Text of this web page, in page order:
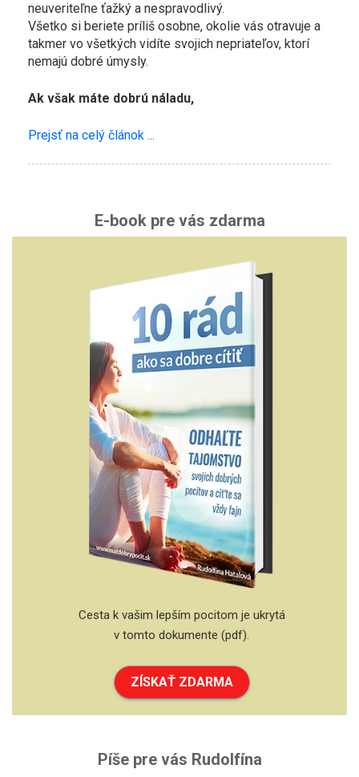
neuveriteľne ťažký a nespravodlivý.
Všetko si beriete príliš osobne, okolie vás otravuje a
takmer vo všetkých vidíte svojich nepriateľov, ktorí
nemajú dobré úmysly.
Ak však máte dobrú náladu,
Prejsť na celý článok ...
E-book pre vás zdarma
Cesta k vašim lepším pocitom je ukrytá
v tomto dokumente (pdf).
ZÍSKAŤ ZDARMA
Píše pre vás Rudolfína